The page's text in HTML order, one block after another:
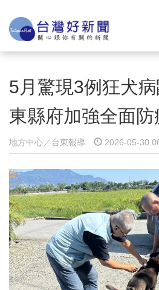
5月驚現3例狂犬
東縣府加強全面
地方中心／台東報導 2026-05-30